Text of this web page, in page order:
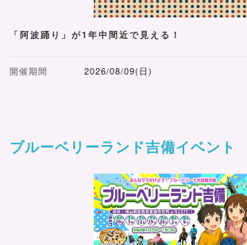
「阿波踊り」が1年中間近で見える！
開催期間 2026/08/09(日)
ブルーベリーランド吉備イベント